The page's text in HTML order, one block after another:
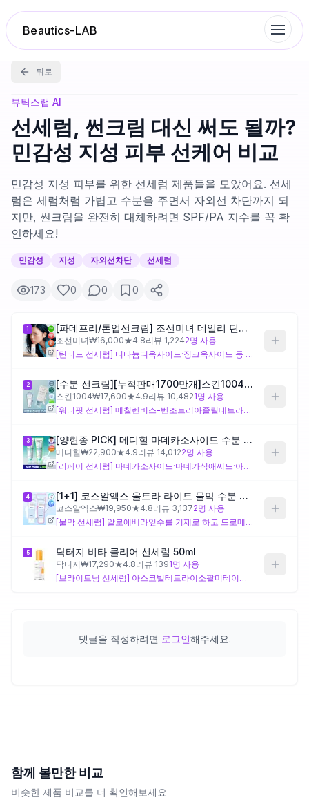
Beautics-LAB
랭킹
성분분석
나의 스킨케어
대화 이력
찜 목록
제품비교
Login
뒤로
뷰틱스랩 AI
선세럼, 썬크림 대신 써도 될까?
민감성 지성 피부 선케어 비교
민감성 지성 피부를 위한 선세럼 제품들을 모았어요. 선세
럼은 세럼처럼 가볍고 수분을 주면서 자외선 차단까지 되
지만, 썬크림을 완전히 대체하려면 SPF/PA 지수를 꼭 확
인하세요!
민감성 지성 자외선차단 선세럼
173 0 0 0
1 [파데프리/톤업선크림] 조선미녀 데일리 틴티드 선세럼 베일커버 50ml
조선미녀₩16,000★4.8리뷰 1,2242명 사용
[틴티드 선세럼] 티타늄디옥사이드·징크옥사이드 등 물리적 자외선차단제와 마이카·산화철 계열 안료를 단독으로 보유해, 선케어와 가벼운 색보정을 동시에 원하는 민감성 지성 피부에게 적합한 설계입니다. 실리콘 기반 제형으로 매트하고 밀착력 있는 피부 표면을 의도했으나, 실리콘 함량이 높아 무거운 텍스처를 싫어하거나 실리콘에 트러블이 있는 피부는 주의가 필요해요.
2 [수분 선크림][누적판매1700만개]스킨1004 마다가스카르 센텔라 히알루-시카 워터핏 선세럼 50ml
스킨1004₩17,600★4.9리뷰 10,4821명 사용
[워터핏 선세럼] 메칠렌비스-벤조트리아졸릴테트라메칠부틸페놀·디에칠헥실부타미도트리아존 등 광범위 유기 자외선차단제와 자작나무껍질·브로콜리싹·이노시톨 등 다채로운 식물 추출물을 단독 보유해, 가볍고 산뜻한 수분감을 원하는 민감성 지성 피부에 잘 맞는 구성입니다. 유기 자외선차단제만으로 설계되어 물리적 차단제를 선호하는 분이나 화학 차단제에 예민한 피부는 사용 전 피부 반응을 확인해 보세요.
3 [양현종 PICK] 메디힐 마데카소사이드 수분 선세럼 흔적 리페어 50+50g 기획
메디힐₩22,900★4.9리뷰 14,0122명 사용
[리페어 선세럼] 마데카소사이드·마데카식애씨드·아시아틱애씨드·아시아티코사이드로 구성된 센텔라 4종 복합체와 판테놀·에리스리톨·솔비톨·효모발효여과물 등 다층 보습 성분을 단독 보유해, 피부 흔적 완화와 장벽 회복을 함께 원하는 민감성 피부 설계에 가깝습니다. 다만 연필향나무·광곽향·불가리스쑥 등 향료성 오일을 여럿 포함하고 있어, 향 성분에 예민한 민감성 피부는 주의해서 사용하는 것이 좋아요.
4 [1+1] 코스알엑스 울트라 라이트 물막 수분 선세럼 50ml 더블기획
코스알엑스₩19,950★4.8리뷰 3,1372명 사용
[물막 선세럼] 알로에베라잎수를 기제로 하고 드로메트리졸트리실록산·버지니아풍년화잎수·알란토인을 단독 보유해, 극도로 가벼운 피부 표면감과 수렴 효과를 원하는 지성 피부에 맞게 설계된 구성입니다. 버지니아풍년화(위치하젤)는 피지와 모공에 긍정적으로 작용하는 수렴 성분이지만, 민감성 피부에서는 자극감을 유발할 수 있으므로 피부 반응을 미리 확인하는 것이 좋아요.
5 닥터지 비타 클리어 선세럼 50ml
닥터지₩17,290★4.8리뷰 1391명 사용
[브라이트닝 선세럼] 아스코빌테트라이소팔미테이트(비타민C 유도체)·글루타티온·비타민나무오일을 단독 보유해 자외선차단과 미백 케어를 함께 의도한 설계로, 자외선 노출 후 칙칙해지는 것이 고민인 지성 피부에게 적합합니다. 다만 에탄올이 함유되어 있어 피부 장벽이 약화된 민감성 피부는 자극을 느낄 수 있고, 에칠헥실살리실레이트·옥토크릴렌 등 유기 자외선차단제 종류가 많은 편이므로 화학 차단제에 예민한 분은 주의가 필요해요.
댓글을 작성하려면 로그인해주세요.
함께 볼만한 비교
비슷한 제품 비교를 더 확인해보세요